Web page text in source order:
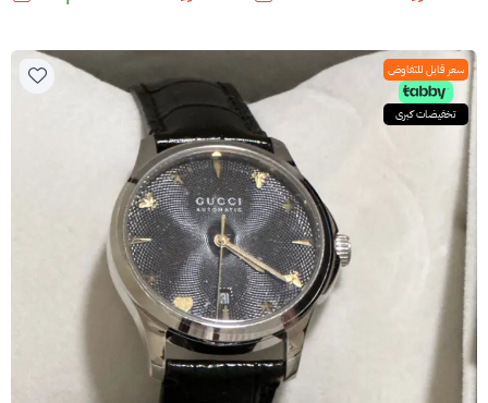
سعر قابل للتفاوض
تخفيضات كبرى